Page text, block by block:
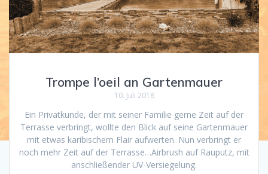
Trompe l’oeil an Gartenmauer
10. Juli 2018
Ein Privatkunde, der mit seiner Familie gerne Zeit auf der
Terrasse verbringt, wollte den Blick auf seine Gartenmauer
mit etwas karibischem Flair aufwerten. Nun verbringt er
noch mehr Zeit auf der Terrasse…Airbrush auf Rauputz, mit
anschließender UV-Versiegelung.